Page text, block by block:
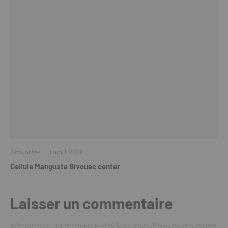
Actualités · 1 août 2026
Cellule Mangusta Bivouac center
Laisser un commentaire